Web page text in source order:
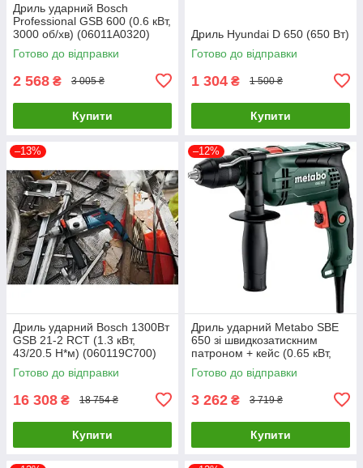
Дриль ударний Bosch
Professional GSB 600 (0.6 кВт,
3000 об/хв) (06011A0320)
Готово до відправки
2 568 ₴ 3 005 ₴
Купити
Дриль Hyundai D 650 (650 Вт)
Готово до відправки
1 304 ₴ 1 500 ₴
Купити
–13%
Дриль ударний Bosch 1300Вт
GSB 21-2 RCT (1.3 кВт,
43/20.5 Н*м) (060119C700)
Готово до відправки
16 308 ₴ 18 754 ₴
Купити
–12%
Дриль ударний Metabo SBE
650 зі швидкозатискним
патроном + кейс (0.65 кВт,
2800 об/хв) (600742500)
Готово до відправки
3 262 ₴ 3 719 ₴
Купити